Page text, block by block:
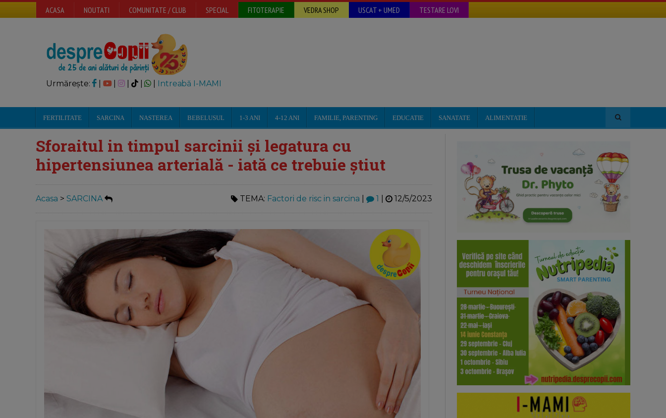
ACASA NOUTATI COMUNITATE / CLUB SPECIAL FITOTERAPIE VEDRA SHOP USCAT + UMED TESTARE LOVI
Urmărește: | | Intreabă I-MAMI
FERTILITATE SARCINA NASTEREA BEBELUSUL 1-3 ANI 4-12 ANI FAMILIE, PARENTING EDUCATIE SANATATE ALIMENTATIE
Sforaitul in timpul sarcinii și legatura cu
hipertensiunea arterială - iată ce trebuie știut
Acasa > SARCINA TEMA: Factori de risc in sarcina 1 12/5/2023